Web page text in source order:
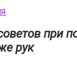
при
рук